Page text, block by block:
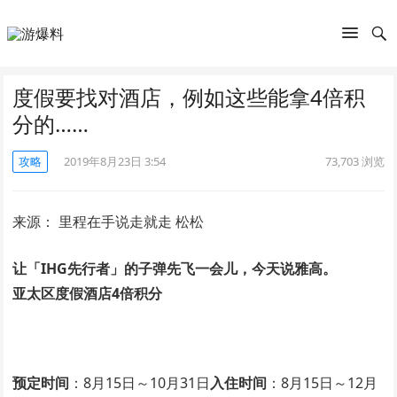
度假要找对酒店，例如这些能拿4倍积
分的……
攻略 2019年8月23日 3:54 73,703浏览
来源： 里程在手说走就走 松松
让「IHG先行者」的子弹先飞一会儿，今天说雅高。
亚太区度假酒店4倍积分
预定时间 ：8月15日～10月31日入住时间 ：8月15日～12月